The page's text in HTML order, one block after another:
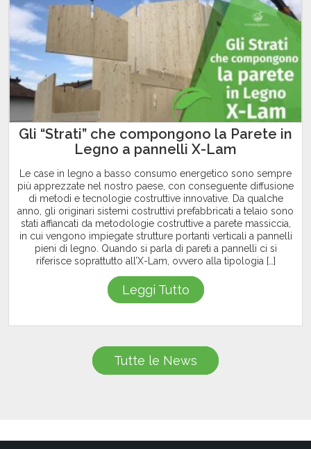
Gli “Strati” che compongono la Parete in
Legno a pannelli X-Lam
Le case in legno a basso consumo energetico sono sempre
più apprezzate nel nostro paese, con conseguente diffusione
di metodi e tecnologie costruttive innovative. Da qualche
anno, gli originari sistemi costruttivi prefabbricati a telaio sono
stati affiancati da metodologie costruttive a parete massiccia,
in cui vengono impiegate strutture portanti verticali a pannelli
pieni di legno. Quando si parla di pareti a pannelli ci si
riferisce soprattutto all’X-Lam, ovvero alla tipologia […]
Leggi Tutto
Tutte le News